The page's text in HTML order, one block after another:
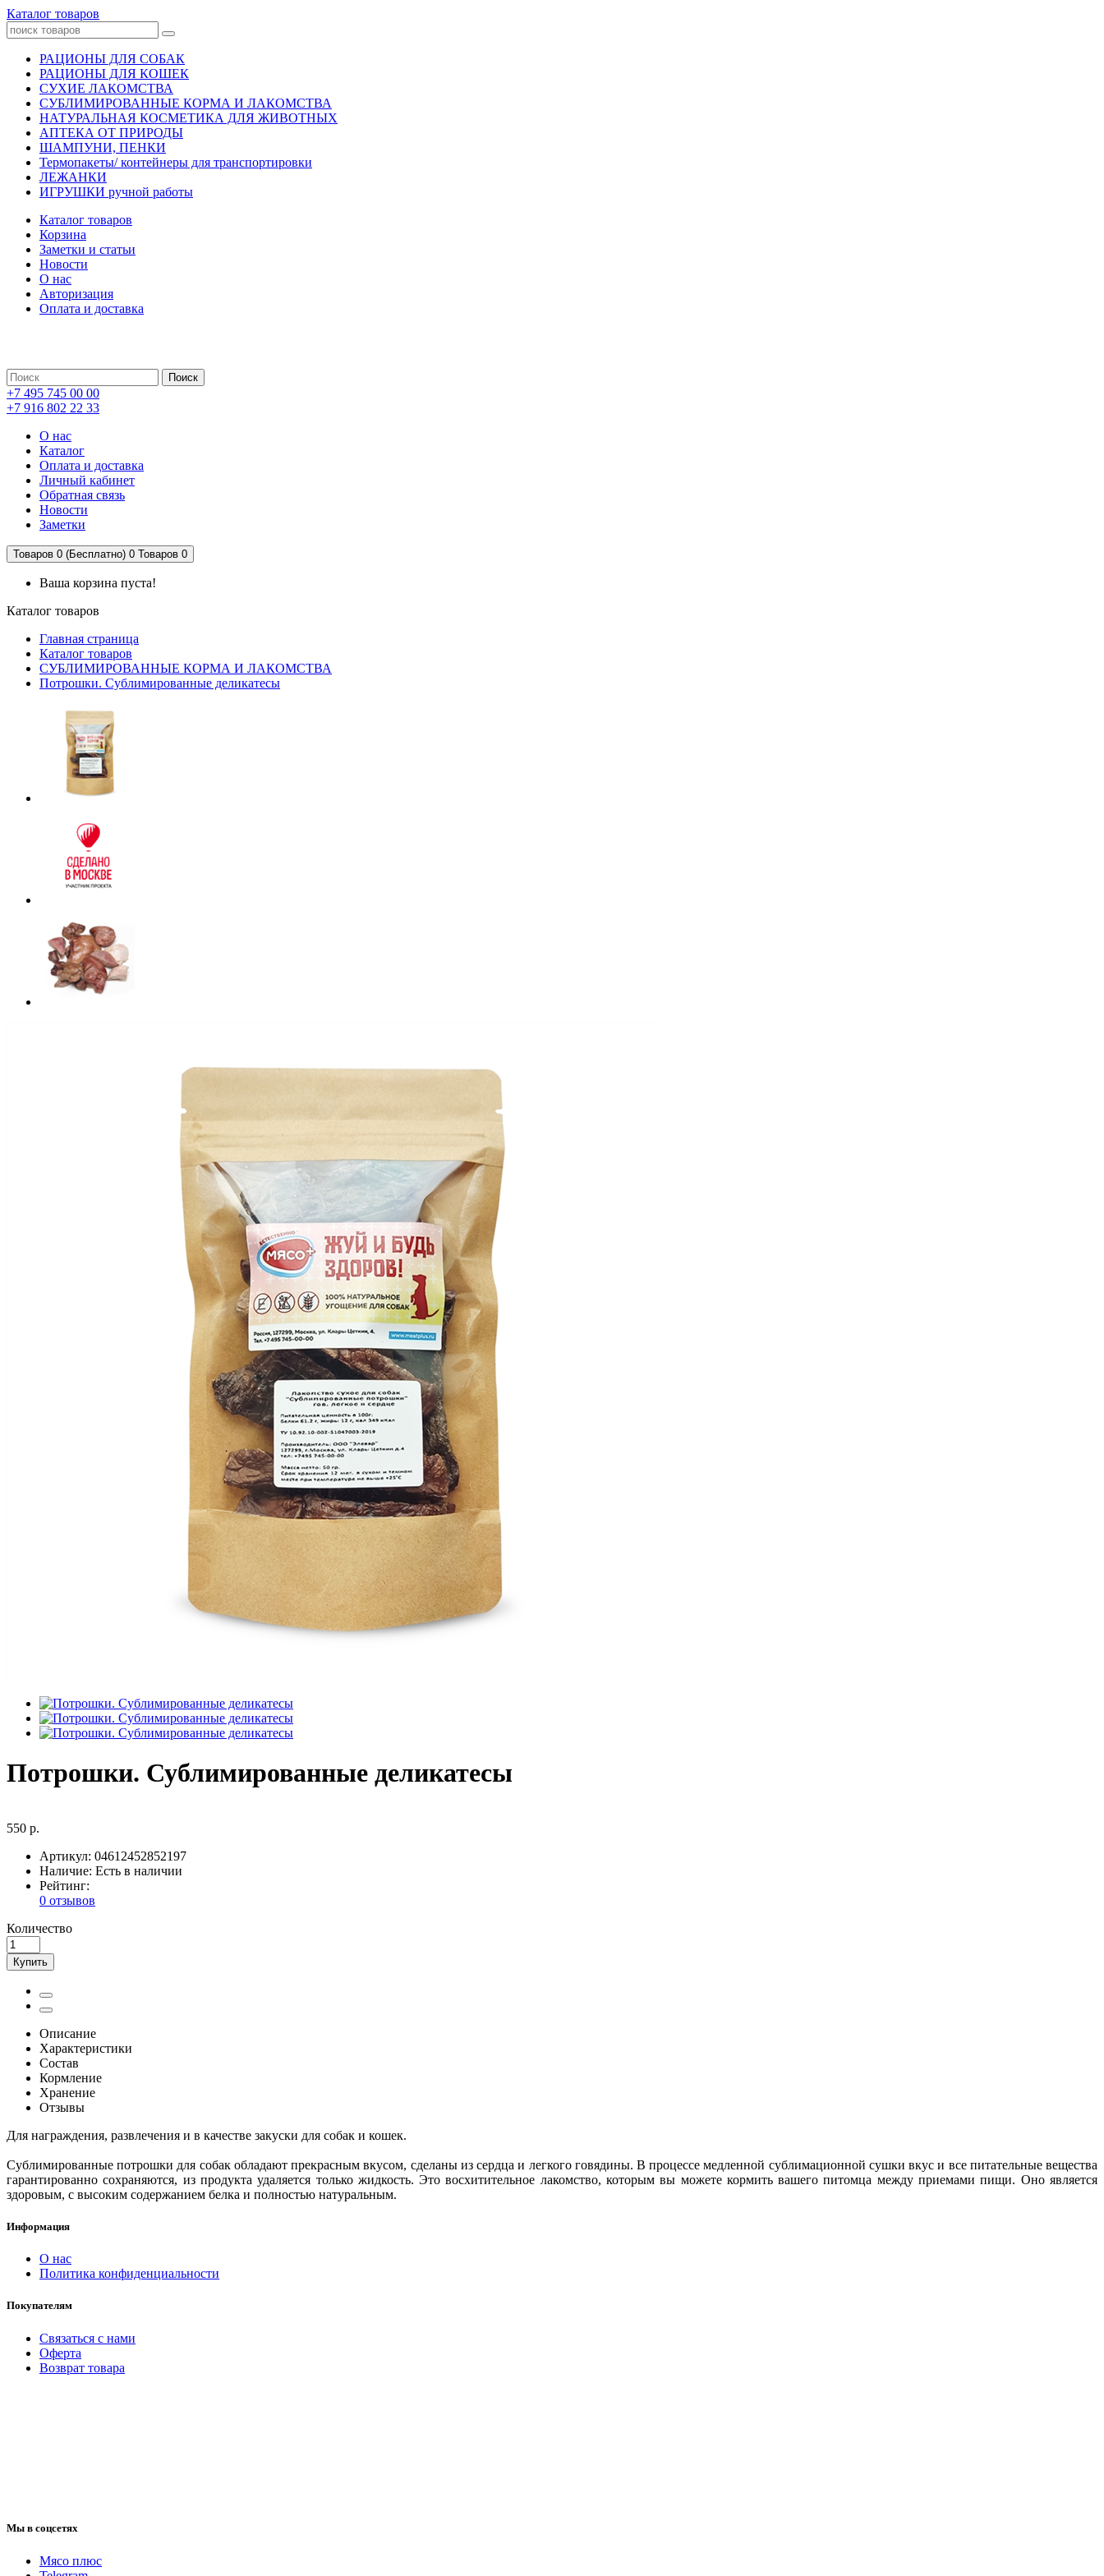
Каталог товаров
РАЦИОНЫ ДЛЯ СОБАК
РАЦИОНЫ ДЛЯ КОШЕК
СУХИЕ ЛАКОМСТВА
СУБЛИМИРОВАННЫЕ КОРМА И ЛАКОМСТВА
НАТУРАЛЬНАЯ КОСМЕТИКА ДЛЯ ЖИВОТНЫХ
АПТЕКА ОТ ПРИРОДЫ
ШАМПУНИ, ПЕНКИ
Термопакеты/ контейнеры для транспортировки
ЛЕЖАНКИ
ИГРУШКИ ручной работы
Каталог товаров
Корзина
Заметки и статьи
Новости
О нас
Авторизация
Оплата и доставка
Поиск
+7 495 745 00 00
+7 916 802 22 33
О нас
Каталог
Оплата и доставка
Личный кабинет
Обратная связь
Новости
Заметки
Товаров 0 (Бесплатно) 0 Товаров 0
Ваша корзина пуста!
Каталог товаров
Главная страница
Каталог товаров
СУБЛИМИРОВАННЫЕ КОРМА И ЛАКОМСТВА
Потрошки. Сублимированные деликатесы
Потрошки. Сублимированные деликатесы
550 р.
Артикул: 04612452852197
Наличие: Есть в наличии
Рейтинг:
0 отзывов
Количество
Купить
Описание
Характеристики
Состав
Кормление
Хранение
Отзывы
Для награждения, развлечения и в качестве закуски для собак и кошек.
Сублимированные потрошки для собак обладают прекрасным вкусом, сделаны из сердца и легкого говядины. В процессе медленной сублимационной сушки вкус и все питательные вещества
гарантированно сохраняются, из продукта удаляется только жидкость. Это восхитительное лакомство, которым вы можете кормить вашего питомца между приемами пищи. Оно является
здоровым, с высоким содержанием белка и полностью натуральным.
Информация
O нас
Политика конфиденциальности
Покупателям
Связаться с нами
Оферта
Возврат товара
Мы в соцсетях
Мясо плюс